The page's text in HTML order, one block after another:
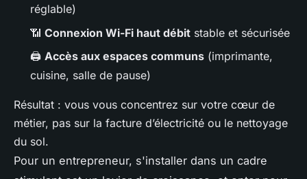
réglable)
📶 Connexion Wi-Fi haut débit stable et sécurisée
🖨️ Accès aux espaces communs (imprimante,
cuisine, salle de pause)
Résultat : vous vous concentrez sur votre cœur de
métier, pas sur la facture d’électricité ou le nettoyage
du sol.
Pour un entrepreneur, s'installer dans un cadre